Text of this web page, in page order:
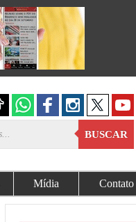
BUSCAR
Mídia Contato